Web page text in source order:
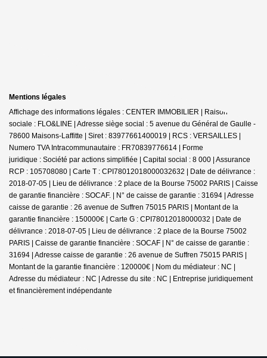
Mentions légales
Affichage des informations légales : CENTER IMMOBILIER | Raison
sociale : FLO&LINE | Adresse siège social : 5 avenue du Général de Gaulle -
78600 Maisons-Laffitte | Siret : 83977661400019 | RCS : VERSAILLES |
Numero TVA Intracommunautaire : FR70839776614 | Forme
juridique : Société par actions simplifiée | Capital social : 8 000 | Assurance
RCP : 105708080 | Carte T : CPI78012018000032632 | Date de délivrance :
2018-07-05 | Lieu de délivrance : 2 place de la Bourse 75002 PARIS | Caisse
de garantie financière : SOCAF. | N° de caisse de garantie : 31694 | Adresse
caisse de garantie : 26 avenue de Suffren 75015 PARIS | Montant de la
garantie financière : 150000€ | Carte G : CPI78012018000032 | Date de
délivrance : 2018-07-05 | Lieu de délivrance : 2 place de la Bourse 75002
PARIS | Caisse de garantie financière : SOCAF | N° de caisse de garantie :
31694 | Adresse caisse de garantie : 26 avenue de Suffren 75015 PARIS |
Montant de la garantie financière : 120000€ | Nom du médiateur : NC |
Adresse du médiateur : NC | Adresse du site : NC | Entreprise juridiquement
et financièrement indépendante